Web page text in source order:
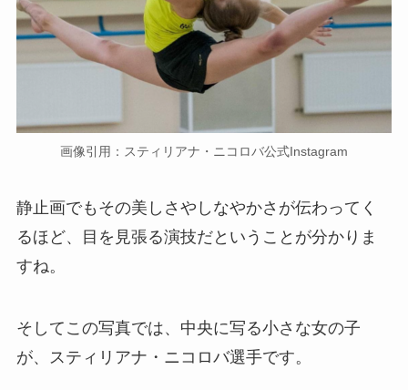
画像引用：スティリアナ・ニコロバ公式Instagram
静止画でもその美しさやしなやかさが伝わってく
るほど、目を見張る演技だということが分かりま
すね。
そしてこの写真では、中央に写る小さな女の子
が、スティリアナ・ニコロバ選手です。